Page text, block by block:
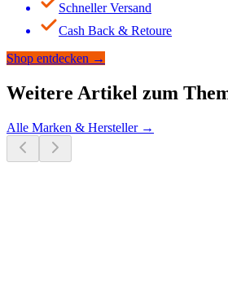
Schneller Versand
Cash Back & Retoure
Shop entdecken →
Weitere Artikel zum
Alle Marken & Hersteller→